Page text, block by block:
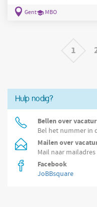
Vlaanderen. Je
Gent MBO
1
Hulp nodig?
Bellen over
Bel het nummer in
Mailen over
Mail naar
Facebook
JoBBsquare